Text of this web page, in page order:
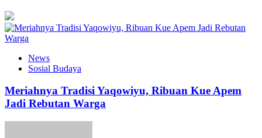
News
Sosial Budaya
Meriahnya Tradisi Yaqowiyu, Ribuan Kue Apem
Jadi Rebutan Warga